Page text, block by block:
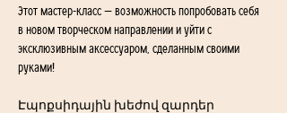
Этот мастер-класс — возможность попробовать себя
в новом творческом направлении и уйти с
эксклюзивным аксессуаром, сделанным своими
руками!
Էպոքսիդային խեժով զարդեր